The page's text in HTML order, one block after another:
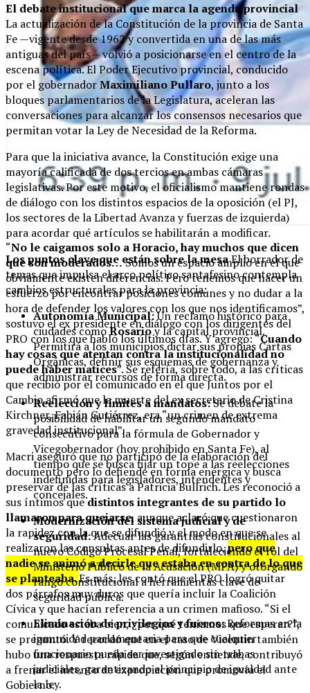
“No le caigamos solo a Horacio, hay muchos que dicen
que son moderados…Somos un espacio amplio en el que
obviamente existen diferencias. Pero tenemos que hacer un
esfuerzo por encontrar posiciones comunes y no dudar a la
hora de defender los valores con los que nos identificamos”,
sostuvo el ex presidente en diálogo con los dirigentes del
PRO con los que habló los últimos días. Y agregó: “Cuando
hay cosas que atentan contra la institucionalidad no
puede haber matices”. Se refería, sobre todo, a las críticas
que recibió por el comunicado en el que Juntos por el
Cambio afirmó que la muerte del ex secretario de Cristina
Kirchner, Fabián Gutiérrez, era “un crimen de extrema
gravedad institucional”.
Macri aseguró que no participó de la elaboración del
documento pero lo defiende en forma enérgica y busca
preservar de las críticas a Patricia Bullrich. Les reconoció a
sus íntimos quedistintos integrantes de su partido lo
llamaron para quejarse, aunque aclaró que cuestionaron
la rapidez con la que se difundió y el modo en que se
realizaron las consultas antes de difundirlo,pero que
nadie se animó a decirle que estaba en contra de lo que
se planteaba.Es más, les contó que el PRO logró quitar
dos párrafos muy duros que quería incluir la Coalición
Cívica y que hacían referencia a un crimen mafioso. “Si el
comunicado estaba bien, ¿por qué teníamos que esperar?”,
se preguntó. Y recordó que en el caso de Vicentin también
hubo una respuesta rápida que, según entiende, contribuyó
a frenar el intento de expropiación que promovía el
Gobierno.
El debate institucional que marca la agenda provincial
La actualización de la Constitución de la provincia de Santa
Fe —vigente desde 1962 y convertida en una de las más
antiguas del país— volvió a posicionarse en el centro de la
escena política. El Poder Ejecutivo provincial, conducido
por el gobernadorMaximiliano Pullaro, junto a los
bloques parlamentarios de la Legislatura, aceleran las
conversaciones para alcanzar los consensos necesarios que
permitan votar la Ley de Necesidad de la Reforma.
Para que la iniciativa avance, la Constitución exige una
mayoría calificada de dos tercios en ambas cámaras
legislativas. Por este motivo, el oficialismo mantiene rondas
de diálogo con los distintos espacios de la oposición (el PJ,
los sectores de la Libertad Avanza y fuerzas de izquierda)
para acordar qué artículos se habilitarán a modificar.
Los puntos clave que están sobre la mesaEl borrador de
temas que impulsa el arco político santafesino contempla
cambios estructurales para la provincia:
Autonomía Municipal:Un reclamo histórico para
ciudades comoRosarioy la capital provincial.
Permitirá a los municipios dictar sus propias Cartas
Orgánicas, definir sus esquemas de gobernanza y
administrar recursos de forma directa.
Reelección y límites a mandatos:Se debate la
posibilidad de habilitar un segundo mandato
consecutivo para la fórmula de Gobernador y
Vicegobernador (hoy prohibido en Santa Fe), al
tiempo que se busca fijar un tope a las reelecciones
indefinidas para legisladores, intendentes y
concejales.
Modernización del sistema judicial y de
seguridad:Adecuar las garantías constitucionales al
nuevo Código Procesal Penal, fortaleciendo el rol del
Ministerio Público de la Acusación (MPA) y otorgando
rango constitucional a herramientas clave de
seguridad pública.
Eliminación de privilegios y fueros:Reformas en la
inmunidad parlamentaria para que cualquier
funcionario pueda ser investigado sin trabas
judiciales, garantizando el principio de igualdad ante
la ley.